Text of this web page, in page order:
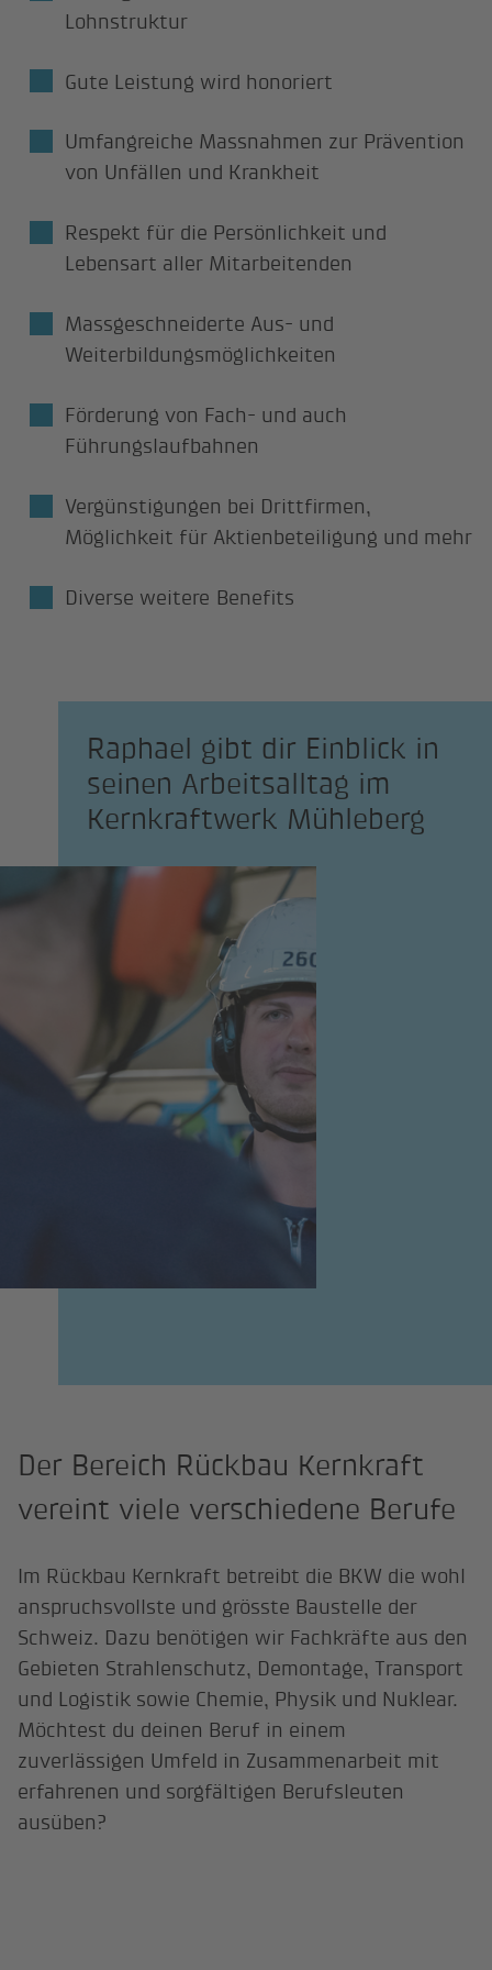
Lohnstruktur
Gute Leistung wird honoriert
Umfangreiche Massnahmen zur Prävention
von Unfällen und Krankheit
Respekt für die Persönlichkeit und
Lebensart aller Mitarbeitenden
Massgeschneiderte Aus- und
Weiterbildungsmöglichkeiten
Förderung von Fach- und auch
Führungslaufbahnen
Vergünstigungen bei Drittfirmen,
Möglichkeit für Aktienbeteiligung und mehr
Diverse weitere Benefits
Raphael gibt dir Einblick in
seinen Arbeitsalltag im
Kernkraftwerk Mühleberg
Der Bereich Rückbau Kernkraft
vereint viele verschiedene Berufe
Im Rückbau Kernkraft betreibt die BKW die wohl
anspruchsvollste und grösste Baustelle der
Schweiz. Dazu benötigen wir Fachkräfte aus den
Gebieten Strahlenschutz, Demontage, Transport
und Logistik sowie Chemie, Physik und Nuklear.
Möchtest du deinen Beruf in einem
zuverlässigen Umfeld in Zusammenarbeit mit
erfahrenen und sorgfältigen Berufsleuten
ausüben?